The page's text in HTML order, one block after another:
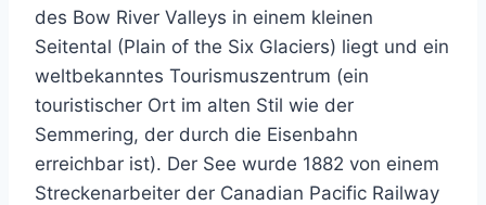
des Bow River Valleys in einem kleinen
Seitental (Plain of the Six Glaciers) liegt und ein
weltbekanntes Tourismuszentrum (ein
touristischer Ort im alten Stil wie der
Semmering, der durch die Eisenbahn
erreichbar ist). Der See wurde 1882 von einem
Streckenarbeiter der Canadian Pacific Railway